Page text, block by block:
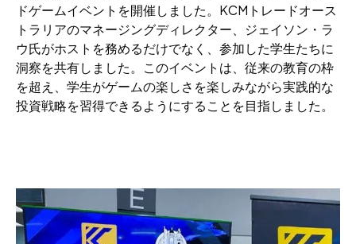
ドゲームイベントを開催しました。KCMトレードオース
トラリアのマネージングディレクター、ジェイソン・ラ
ウ氏がホストを務めるだけでなく、参加した学生たちに
洞察を共有しました。このイベントは、従来の教育の枠
を超え、学生がゲームの楽しさを楽しみながら実践的な
投資戦略を習得できるようにすることを目指しました。